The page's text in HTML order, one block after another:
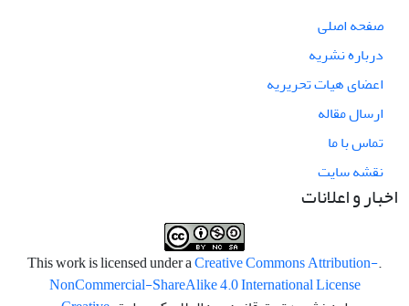
صفحه اصلی
درباره نشریه
اعضای هیات تحریریه
ارسال مقاله
تماس با ما
نقشه سایت
اخبار و اعلانات
.This work is licensed under a
Creative Commons Attribution-
NonCommercial-ShareAlike 4.0 International License